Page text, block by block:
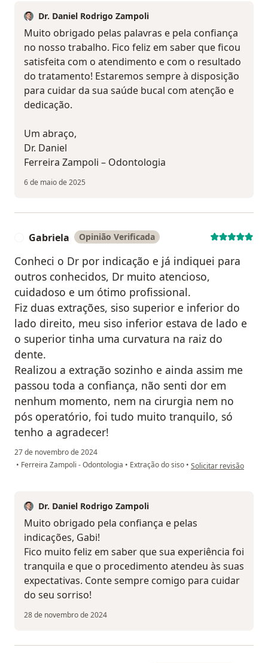
Dr. Daniel Rodrigo Zampoli
Muito obrigado pelas palavras e pela confiança
no nosso trabalho. Fico feliz em saber que ficou
satisfeita com o atendimento e com o resultado
do tratamento! Estaremos sempre à disposição
para cuidar da sua saúde bucal com atenção e
dedicação.
Um abraço,
Dr. Daniel
Ferreira Zampoli – Odontologia
6 de maio de 2025
Gabriela Opinião Verificada
Conheci o Dr por indicação e já indiquei para
outros conhecidos, Dr muito atencioso,
cuidadoso e um ótimo profissional.
Fiz duas extrações, siso superior e inferior do
lado direito, meu siso inferior estava de lado e
o superior tinha uma curvatura na raiz do
dente.
Realizou a extração sozinho e ainda assim me
passou toda a confiança, não senti dor em
nenhum momento, nem na cirurgia nem no
pós operatório, foi tudo muito tranquilo, só
tenho a agradecer!
27 de novembro de 2024
• Ferreira Zampoli - Odontologia • Extração do siso • na opinião do
Solicitar revisão
Dr. Daniel Rodrigo Zampoli
Muito obrigado pela confiança e pelas
indicações, Gabi!
Fico muito feliz em saber que sua experiência foi
tranquila e que o procedimento atendeu às suas
expectativas. Conte sempre comigo para cuidar
do seu sorriso!
28 de novembro de 2024